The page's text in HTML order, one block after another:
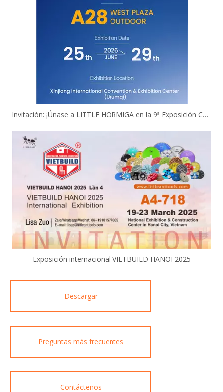
Invitación: ¡Únase a LITTLE HORMIGA en la 9ª Exposición China-Eurasia!
Exposición internacional VIETBUILD HANOI 2025
Descargar
Preguntas más frecuentes
Contáctenos